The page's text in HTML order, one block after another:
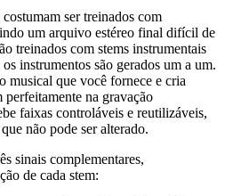
ser treinados com
um arquivo estéreo final difícil de
treinados com stems instrumentais
instrumentos são gerados um a um.
musical que você fornece e cria
perfeitamente na gravação
faixas controláveis e reutilizáveis,
não pode ser alterado.
sinais complementares,
de cada stem: